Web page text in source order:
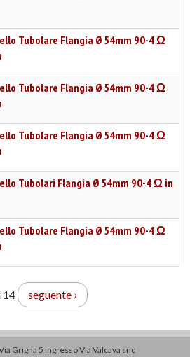
Tubolare Flangia Ø 54mm 90-4 Ω
Tubolare Flangia Ø 54mm 90-4 Ω
Tubolare Flangia Ø 54mm 90-4 Ω
Tubolari Flangia Ø 54mm 90-4 Ω in
Tubolare Flangia Ø 54mm 90-4 Ω
14 seguente ›
Grigna 5 ingresso Via Valcava snc